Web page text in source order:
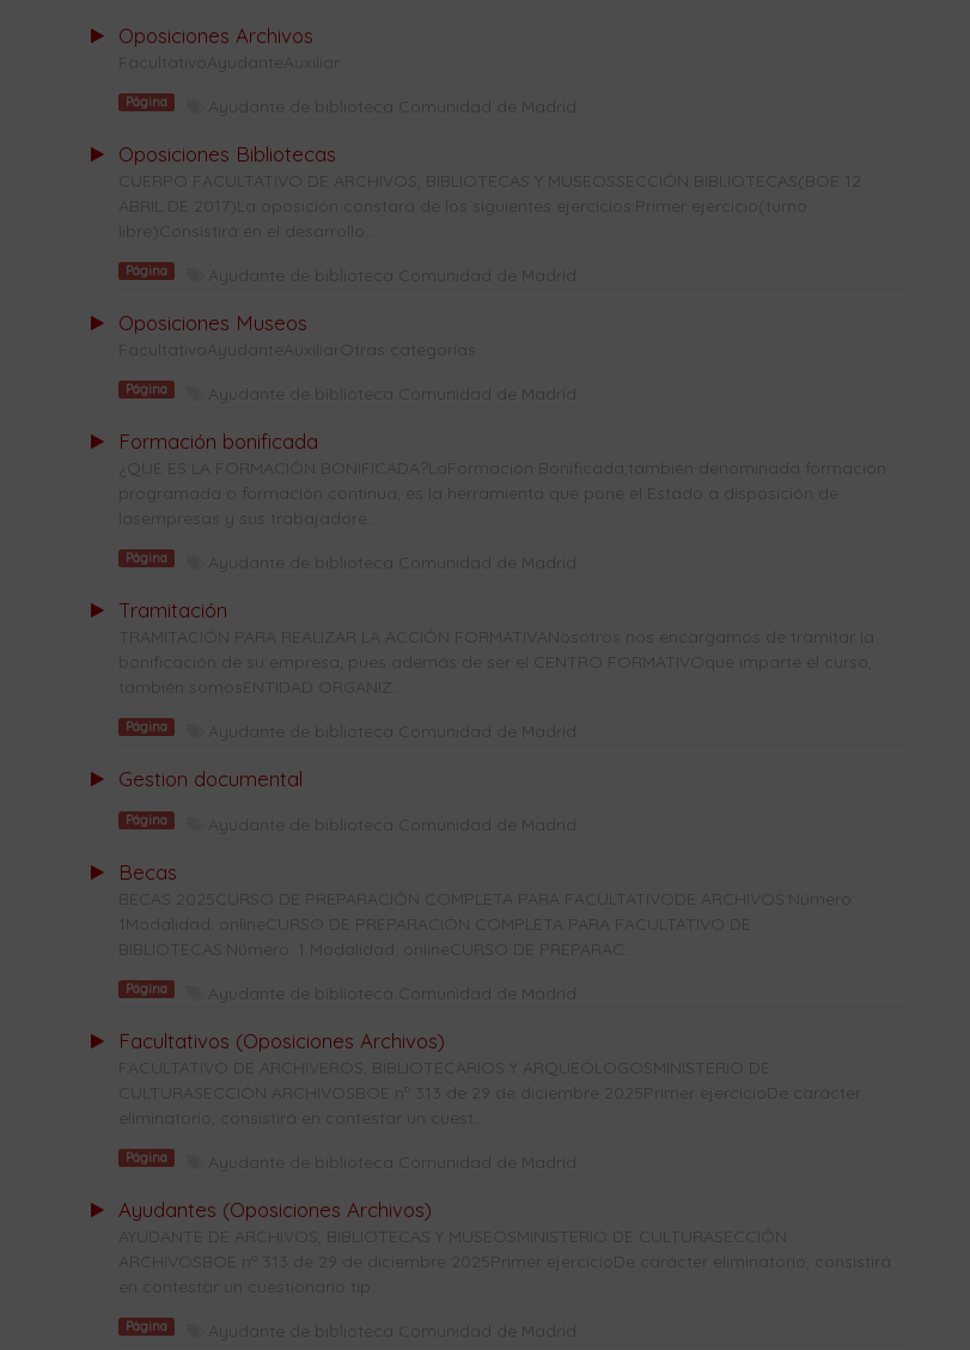
Oposiciones Archivos
FacultativoAyudanteAuxiliar
Página Ayudante de biblioteca Comunidad de Madrid
Oposiciones Bibliotecas
CUERPO FACULTATIVO DE ARCHIVOS, BIBLIOTECAS Y MUSEOSSECCIÓN BIBLIOTECAS(BOE 12
ABRIL DE 2017)La oposición constará de los siguientes ejercicios:Primer ejercicio(turno
libre)Consistirá en el desarrollo...
Página Ayudante de biblioteca Comunidad de Madrid
Oposiciones Museos
FacultativoAyudanteAuxiliarOtras categorías
Página Ayudante de biblioteca Comunidad de Madrid
Formación bonificada
¿QUE ES LA FORMACIÓN BONIFICADA?LaFormación Bonificada,también denominada formación
programada o formación continua, es la herramienta que pone el Estado a disposición de
lasempresas y sus trabajadore...
Página Ayudante de biblioteca Comunidad de Madrid
Tramitación
TRAMITACIÓN PARA REALIZAR LA ACCIÓN FORMATIVANosotros nos encargamos de tramitar la
bonificación de su empresa, pues además de ser el CENTRO FORMATIVOque imparte el curso,
también somosENTIDAD ORGANIZ...
Página Ayudante de biblioteca Comunidad de Madrid
Gestion documental
Página Ayudante de biblioteca Comunidad de Madrid
Becas
BECAS 2025CURSO DE PREPARACIÓN COMPLETA PARA FACULTATIVODE ARCHIVOS:Número:
1Modalidad: onlineCURSO DE PREPARACIÓN COMPLETA PARA FACULTATIVO DE
BIBLIOTECAS:Número: 1 Modalidad: onlineCURSO DE PREPARAC...
Página Ayudante de biblioteca Comunidad de Madrid
Facultativos (Oposiciones Archivos)
FACULTATIVO DE ARCHIVEROS, BIBLIOTECARIOS Y ARQUEÓLOGOSMINISTERIO DE
CULTURASECCIÓN ARCHIVOSBOE nº 313 de 29 de diciembre 2025Primer ejercicioDe carácter
eliminatorio, consistirá en contestar un cuest...
Página Ayudante de biblioteca Comunidad de Madrid
Ayudantes (Oposiciones Archivos)
AYUDANTE DE ARCHIVOS, BIBLIOTECAS Y MUSEOSMINISTERIO DE CULTURASECCIÓN
ARCHIVOSBOE nº 313 de 29 de diciembre 2025Primer ejercicioDe carácter eliminatorio, consistirá
en contestar un cuestionario tip...
Página Ayudante de biblioteca Comunidad de Madrid